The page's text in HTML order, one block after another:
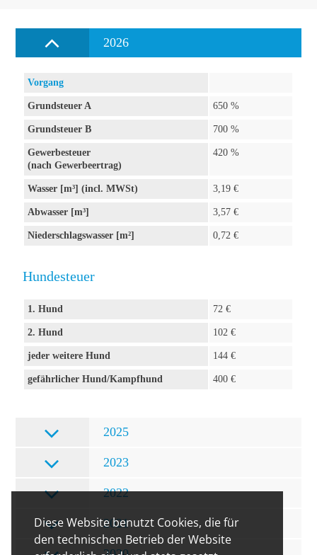
Diese Website benutzt Cookies, die für
den technischen Betrieb der Website
2026
Vorgang
Grundsteuer A 650 %
Grundsteuer B 700 %
Gewerbesteuer
(nach Gewerbeertrag)
420 %
Wasser [m³] (incl. MWSt) 3,19 €
Abwasser [m³] 3,57 €
Niederschlagswasser [m²] 0,72 €
Hundesteuer
1. Hund 72 €
2. Hund 102 €
jeder weitere Hund 144 €
gefährlicher Hund/Kampfhund 400 €
2025
2023
2022
2021